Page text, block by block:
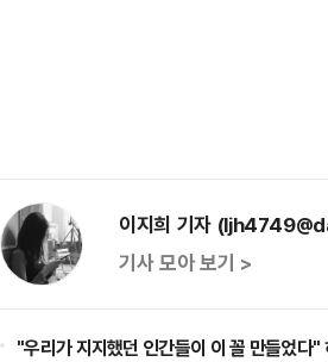
이지희 기자
기사 모아 보기 >
"우리가 지지했던 인간들이 이 꼴 만들었다"